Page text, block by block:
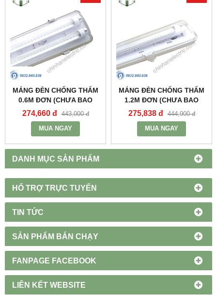
DANH MỤC SẢN PHẨM
HỔ TRỢ TRỰC TUYẾN
TIN TỨC
SẢN PHẨM BÁN CHẠY
FANPAGE FACEBOOK
LIÊN KẾT WEBSITE
MÁNG ĐÈN CHỐNG THẤM
0.6M ĐƠN (CHƯA BAO
GỒM BÓNG VÀ TĂNG PHÔ)
- MWP-218 - MPE
274,660 đ 443,000 đ
MUA NGAY
MÁNG ĐÈN CHỐNG THẤM
1.2M ĐƠN (CHƯA BAO
GỒM BÓNG VÀ TĂNG PHÔ)
- MWP-136 - MPE
275,838 đ 444,900 đ
MUA NGAY